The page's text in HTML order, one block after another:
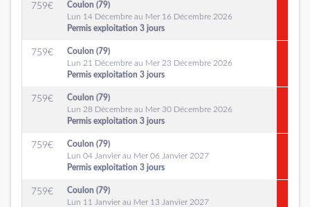
759€
Coulon (79)
Lun 14 Décembre au Mer 16 Décembre 2026
Permis exploitation 3 jours
759€
Coulon (79)
Lun 21 Décembre au Mer 23 Décembre 2026
Permis exploitation 3 jours
759€
Coulon (79)
Lun 28 Décembre au Mer 30 Décembre 2026
Permis exploitation 3 jours
759€
Coulon (79)
Lun 04 Janvier au Mer 06 Janvier 2027
Permis exploitation 3 jours
759€
Coulon (79)
Lun 11 Janvier au Mer 13 Janvier 2027